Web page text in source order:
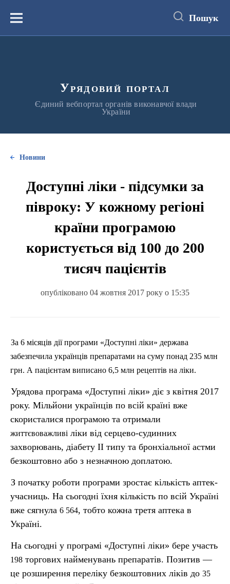
вмістуМеню Пошук
Урядовий портал
Єдиний вебпортал органів виконавчої влади
України
Новини
Доступні ліки - підсумки за
півроку: У кожному регіоні
країни програмою
користується від 100 до 200
тисяч пацієнтів
опубліковано 04 жовтня 2017 року о 15:35
За 6 місяців дії програми «Доступні ліки» держава
забезпечила українців препаратами на суму понад 235 млн
грн. А пацієнтам виписано 6,5 млн рецептів на ліки.
Урядова програма «Доступні ліки» діє з квітня 2017
року. Мільйони українців по всій країні вже
скористалися програмою та отримали
життєвоважливі ліки від серцево-судинних
захворювань, діабету ІІ типу та бронхіальної астми
безкоштовно або з незначною доплатою.
З початку роботи програми зростає кількість аптек-
учасниць. На сьогодні їхня кількість по всій Україні
вже сягнула 6 564, тобто кожна третя аптека в
Україні.
На сьогодні у програмі «Доступні ліки» бере участь
198 торгових найменувань препаратів. Позитив —
це розширення переліку безкоштовних ліків до 35